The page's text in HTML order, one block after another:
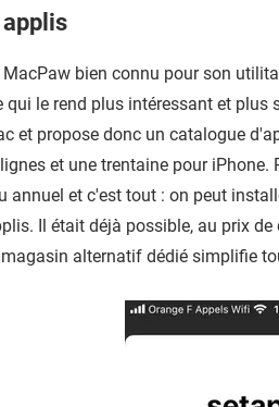
bien connu pour son
le rend plus intéressant et plus
et propose donc un catalogue
et une trentaine pour iPhone.
annuel et c'est tout : on peut
Il était déjà possible, au prix
alternatif dédié simplifie